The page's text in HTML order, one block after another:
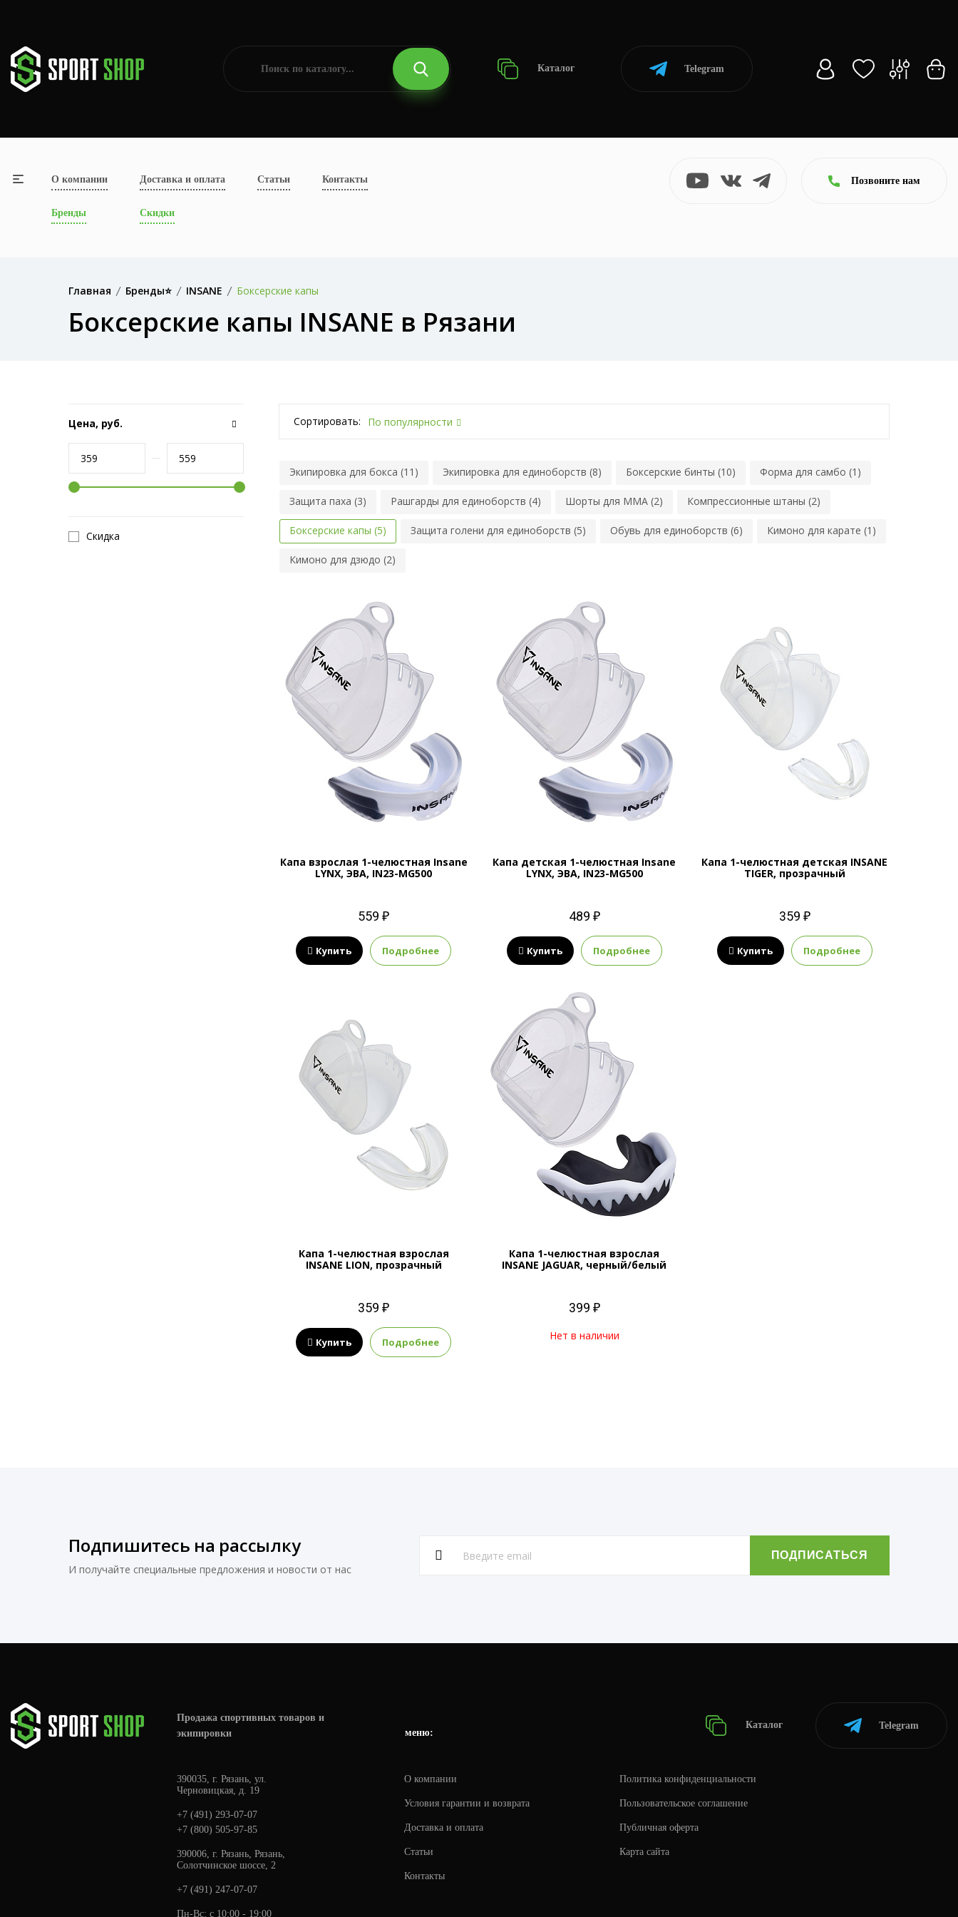
Каталог Telegram
О компании Доставка и оплата Статьи Контакты
Бренды Скидки
Позвоните нам
Главная Бренды⭐ INSANE Боксерские капы
Боксерские капы INSANE в Рязани
Цена, руб.
Скидка
Сортировать: По популярности
Экипировка для бокса (11) Экипировка для единоборств (8) Боксерские бинты (10) Форма для самбо (1)
Защита паха (3) Рашгарды для единоборств (4) Шорты для MMA (2) Компрессионные штаны (2)
Боксерские капы (5) Защита голени для единоборств (5) Обувь для единоборств (6) Кимоно для карате (1)
Кимоно для дзюдо (2)
Капа взрослая 1-челюстная Insane
LYNX, ЭВА, IN23-MG500
559 ₽
Купить Подробнее
Капа детская 1-челюстная Insane
LYNX, ЭВА, IN23-MG500
489 ₽
Купить Подробнее
Капа 1-челюстная детская INSANE
TIGER, прозрачный
359 ₽
Купить Подробнее
Капа 1-челюстная взрослая
INSANE LION, прозрачный
359 ₽
Купить Подробнее
Капа 1-челюстная взрослая
INSANE JAGUAR, черный/белый
399 ₽
Нет в наличии
Подпишитесь на рассылку
И получайте специальные предложения и новости от нас
Продажа спортивных товаров и
экипировки
меню:
Каталог Telegram
390035, г. Рязань, ул.
Черновицкая, д. 19
+7 (491) 293-07-07
+7 (800) 505-97-85
390006, г. Рязань, Рязань,
Солотчинское шоссе, 2
+7 (491) 247-07-07
Пн-Вс: с 10:00 - 19:00
О компании
Условия гарантии и возврата
Доставка и оплата
Статьи
Контакты
Политика конфиденциальности
Пользовательское соглашение
Публичная оферта
Карта сайта